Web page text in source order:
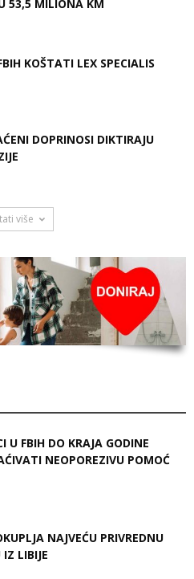
53,5 MILIONA KM
KOŠTATI LEX SPECIALIS
DOPRINOSI DIKTIRAJU
više
U FBIH DO KRAJA GODINE
NEOPOREZIVU POMOĆ
NAJVEĆU PRIVREDNU
IZ LIBIJE